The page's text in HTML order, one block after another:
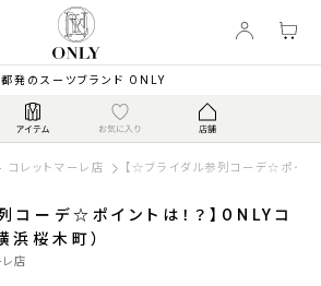
都発のスーツブランド ONLY
コレットマーレ店 【☆ブライダル参列コーデ☆ポイ
コーデ☆ポイントは！？】ONLYコ
浜桜木町）
レ店